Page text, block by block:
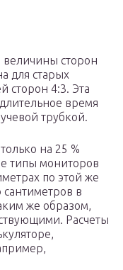
сторон
для старых
сторон 4:3. Эта
время
трубкой.
на 25 %
типы мониторов
по этой же
сантиметров в
же образом,
Расчеты